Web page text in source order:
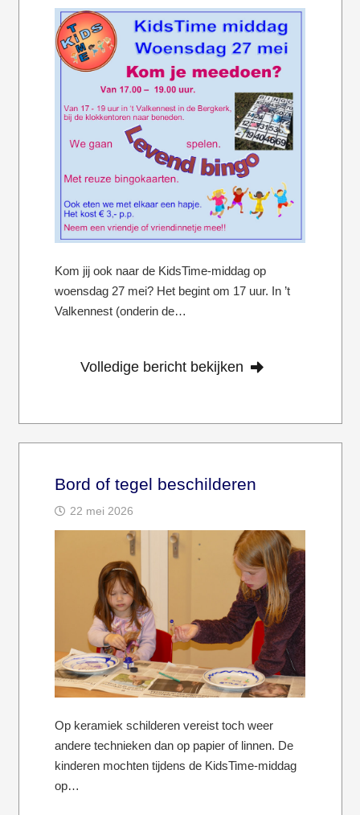
Kom jij ook naar de KidsTime-middag op
woensdag 27 mei? Het begint om 17 uur. In ’t
Valkennest (onderin de…
Volledige bericht bekijken
Bord of tegel beschilderen
22 mei 2026
Op keramiek schilderen vereist toch weer
andere technieken dan op papier of linnen. De
kinderen mochten tijdens de KidsTime-middag
op…